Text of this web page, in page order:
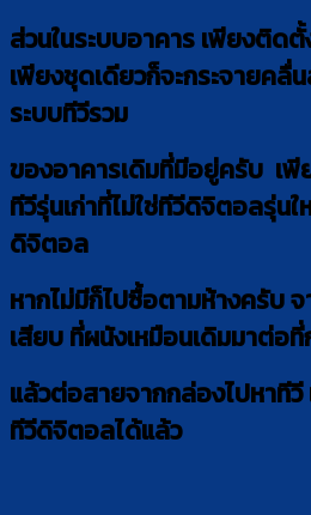
ส่วนในระบบอาคาร เพียงติด
เพียงชุดเดียวก็จะกระจายค
ระบบทีวีรวม
ของอาคารเดิมที่มีอยู่ครับ เพี
ทีวีรุ่นเก่าที่ไม่ใช่ทีวีดิจิตอลรุ่น
ดิจิตอล
หากไม่มีก็ไปซื้อตามห้างครับ
เสียบ ที่ผนังเหมือนเดิมมาต่อ
แล้วต่อสายจากกล่องไปหาทีวี
ทีวีดิจิตอลได้แล้ว